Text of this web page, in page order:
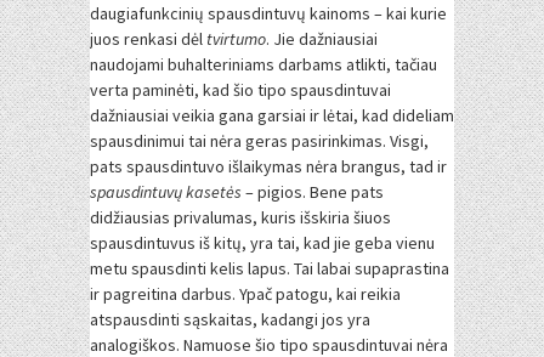
daugiafunkcinių spausdintuvų kainoms – kai kurie
juos renkasi dėl tvirtumo. Jie dažniausiai
naudojami buhalteriniams darbams atlikti, tačiau
verta paminėti, kad šio tipo spausdintuvai
dažniausiai veikia gana garsiai ir lėtai, kad dideliam
spausdinimui tai nėra geras pasirinkimas. Visgi,
pats spausdintuvo išlaikymas nėra brangus, tad ir
spausdintuvų kasetės – pigios. Bene pats
didžiausias privalumas, kuris išskiria šiuos
spausdintuvus iš kitų, yra tai, kad jie geba vienu
metu spausdinti kelis lapus. Tai labai supaprastina
ir pagreitina darbus. Ypač patogu, kai reikia
atspausdinti sąskaitas, kadangi jos yra
analogiškos. Namuose šio tipo spausdintuvai nėra